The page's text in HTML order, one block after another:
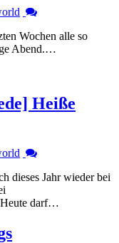
Wochen alle so
Abend.…
Heiße
dieses Jahr wieder bei
Heute darf…